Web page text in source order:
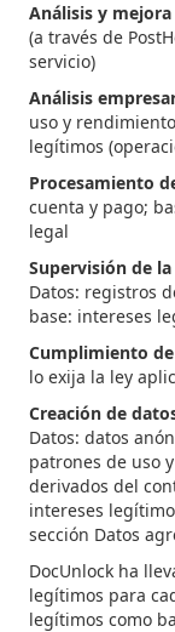
Análisis y
(a través de
servicio)
Análisis
uso y
legítimos
Procesamiento
cuenta y pago;
legal
Supervisión de
Datos: registros
base: intereses
Cumplimiento
lo exija la ley
Creación de
Datos: datos
patrones de uso
derivados del
intereses
sección Datos
DocUnlock ha
legítimos para
legítimos como